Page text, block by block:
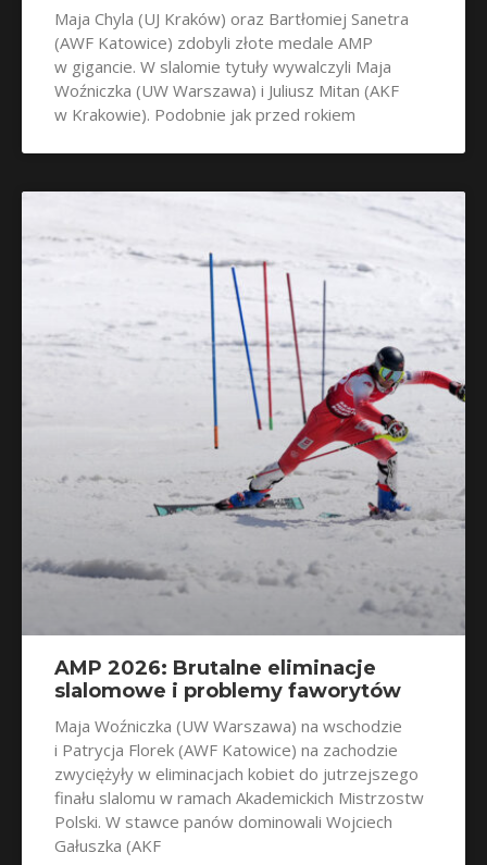
Maja Chyla (UJ Kraków) oraz Bartłomiej Sanetra
(AWF Katowice) zdobyli złote medale AMP
w gigancie. W slalomie tytuły wywalczyli Maja
Woźniczka (UW Warszawa) i Juliusz Mitan (AKF
w Krakowie). Podobnie jak przed rokiem
AMP 2026: Brutalne eliminacje
slalomowe i problemy faworytów
Maja Woźniczka (UW Warszawa) na wschodzie
i Patrycja Florek (AWF Katowice) na zachodzie
zwyciężyły w eliminacjach kobiet do jutrzejszego
finału slalomu w ramach Akademickich Mistrzostw
Polski. W stawce panów dominowali Wojciech
Gałuszka (AKF